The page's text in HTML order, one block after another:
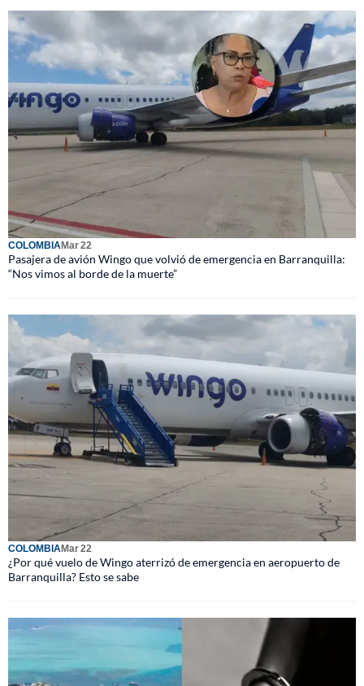
COLOMBIAMar 22
Pasajera de avión Wingo que volvió de emergencia en Barranquilla:
“Nos vimos al borde de la muerte”
COLOMBIAMar 22
¿Por qué vuelo de Wingo aterrizó de emergencia en aeropuerto de
Barranquilla? Esto se sabe